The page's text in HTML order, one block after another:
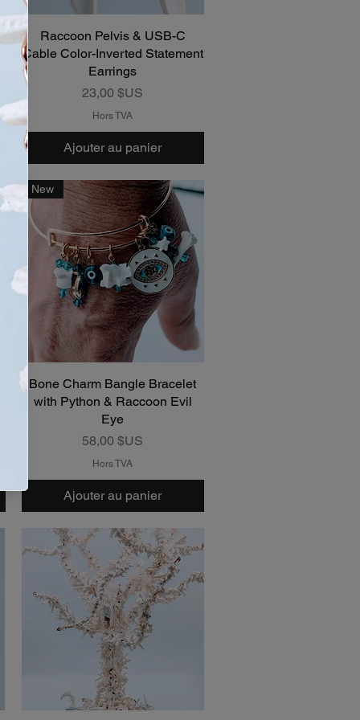
Aperçu rapide
Raccoon Pelvis & USB-C
Cable Color-Inverted Statement
Earrings
Prix
23,00 $US
Hors TVA
Ajouter au panier
Aperçu rapide
New
Bone Charm Bangle Bracelet
with Python & Raccoon Evil
Eye
Prix
58,00 $US
Hors TVA
Ajouter au panier